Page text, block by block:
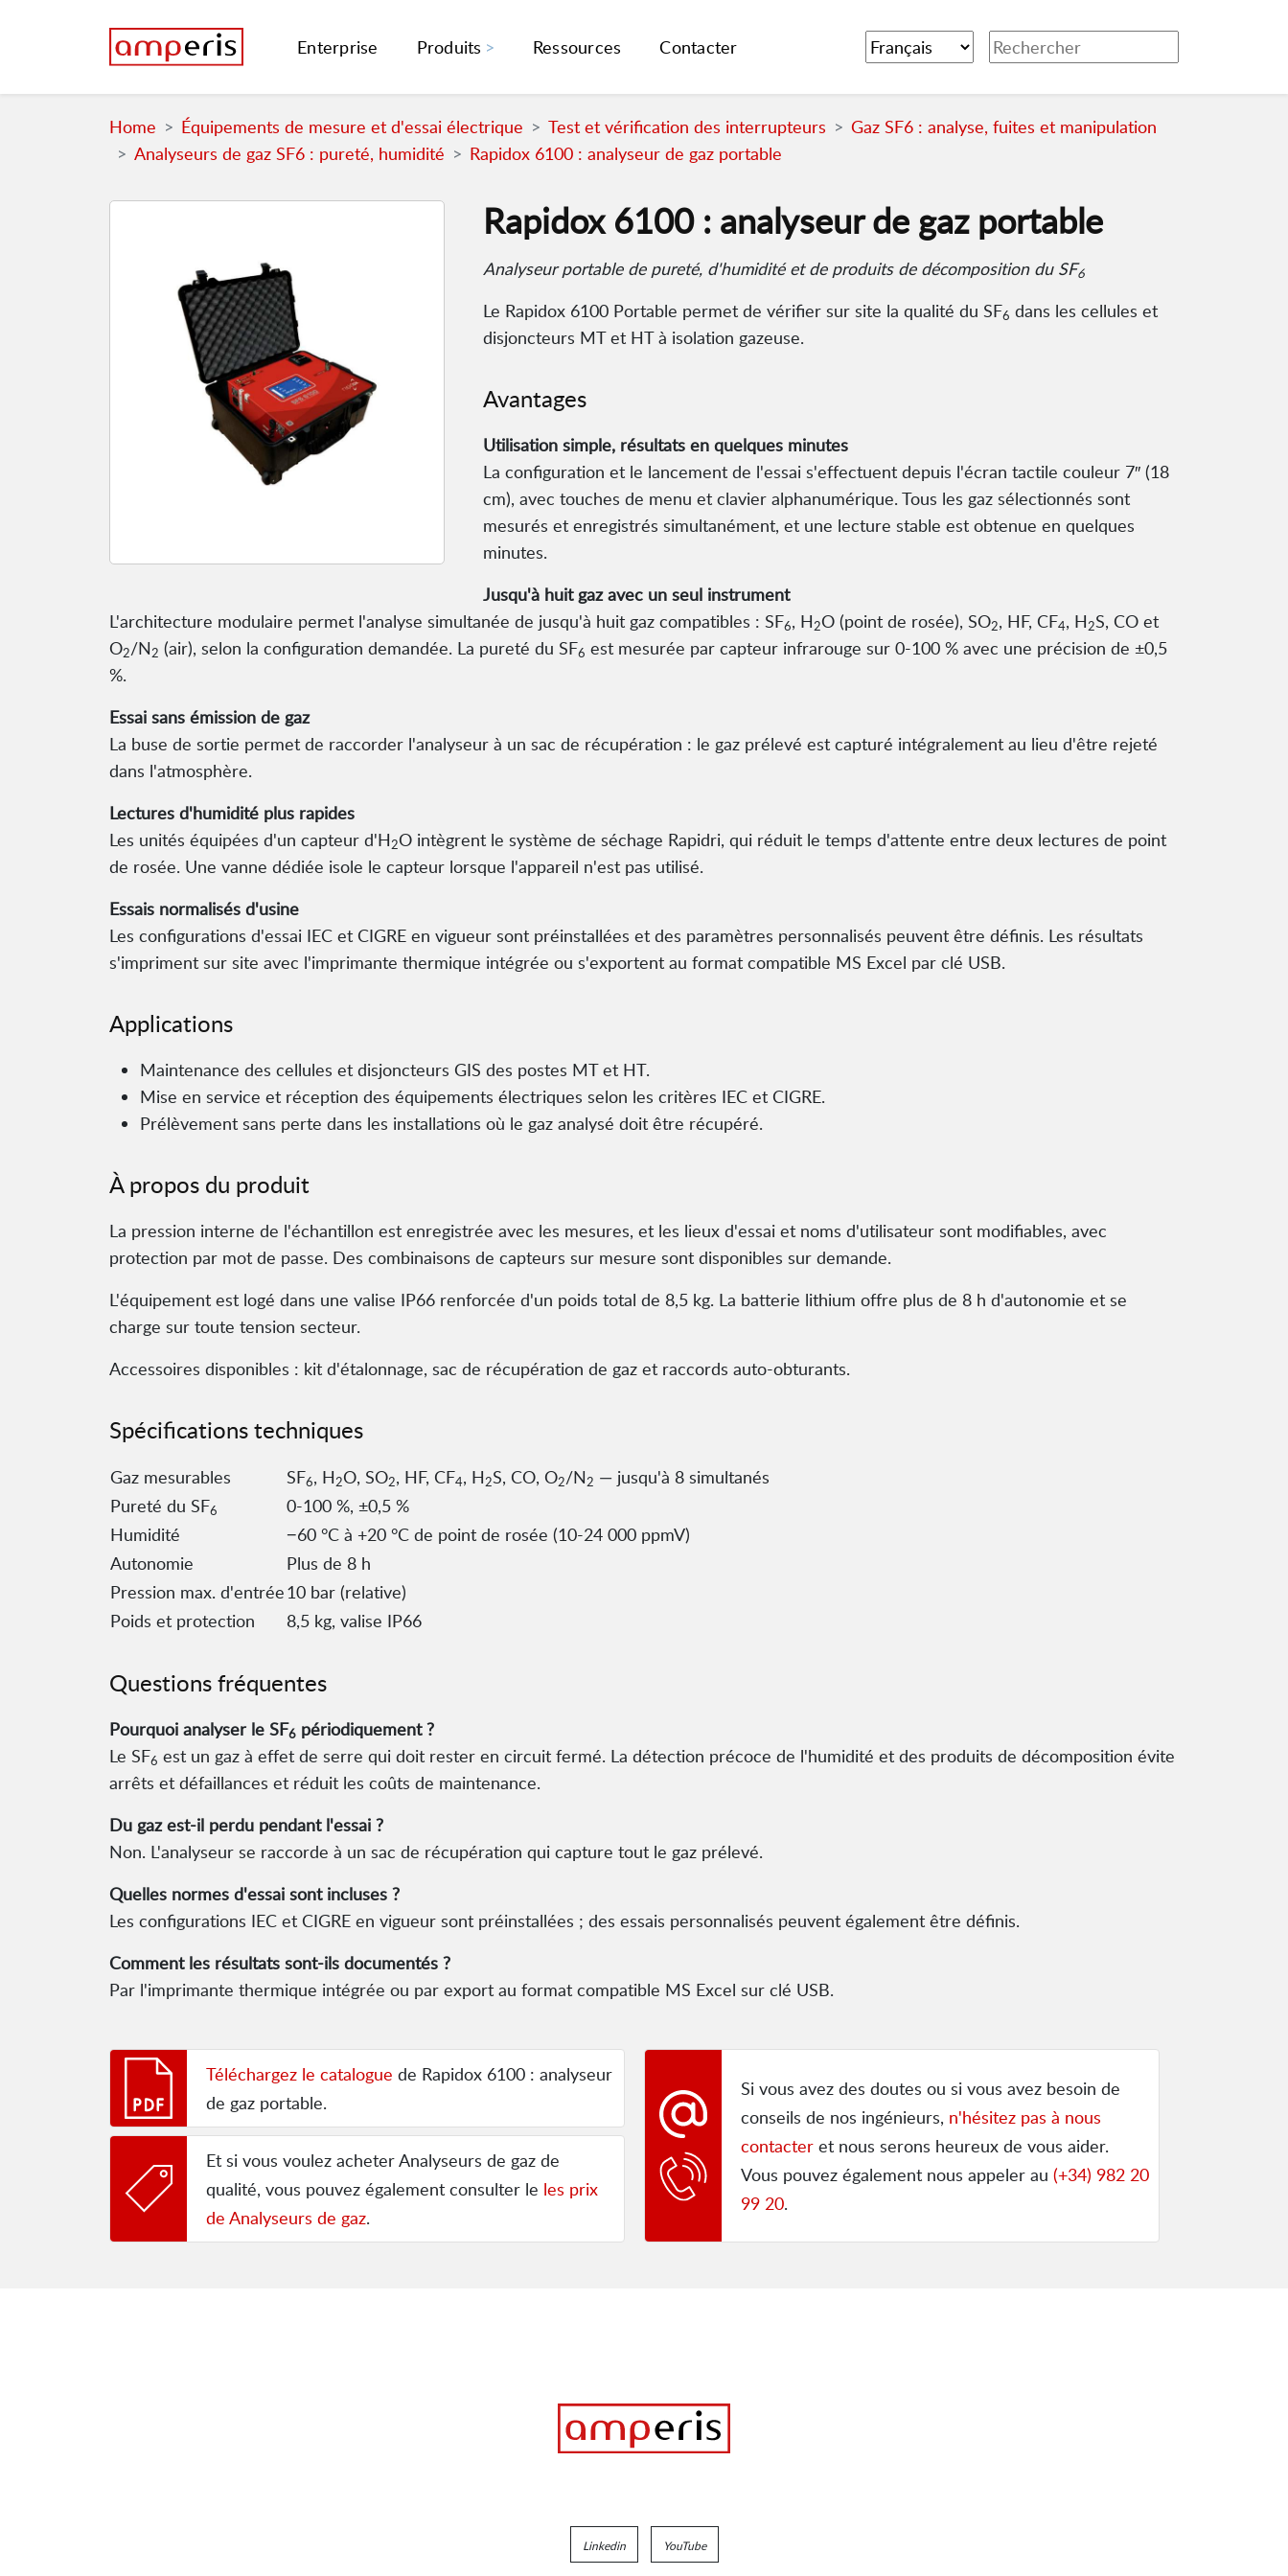
Enterprise Produits Ressources Contacter
Home Équipements de mesure et d'essai électrique Test et vérification des interrupteurs
Gaz SF6 : analyse, fuites et manipulation
Analyseurs de gaz SF6 : pureté, humidité
Rapidox 6100 : analyseur de gaz portable
Rapidox 6100 : analyseur de gaz portable
Analyseur portable de pureté, d'humidité et de produits de décomposition du SF6
Le Rapidox 6100 Portable permet de vérifier sur site la qualité du SF6 dans les cellules et
disjoncteurs MT et HT à isolation gazeuse.
Avantages
Utilisation simple, résultats en quelques minutes
La configuration et le lancement de l'essai s'effectuent depuis l'écran tactile couleur 7″ (18
cm), avec touches de menu et clavier alphanumérique. Tous les gaz sélectionnés sont
mesurés et enregistrés simultanément, et une lecture stable est obtenue en quelques
minutes.
Jusqu'à huit gaz avec un seul instrument
L'architecture modulaire permet l'analyse simultanée de jusqu'à huit gaz compatibles : SF6, H2O (point de rosée), SO2, HF, CF4, H2S, CO et
O2/N2 (air), selon la configuration demandée. La pureté du SF6 est mesurée par capteur infrarouge sur 0-100 % avec une précision de ±0,5
%.
Essai sans émission de gaz
La buse de sortie permet de raccorder l'analyseur à un sac de récupération : le gaz prélevé est capturé intégralement au lieu d'être rejeté
dans l'atmosphère.
Lectures d'humidité plus rapides
Les unités équipées d'un capteur d'H2O intègrent le système de séchage Rapidri, qui réduit le temps d'attente entre deux lectures de point
de rosée. Une vanne dédiée isole le capteur lorsque l'appareil n'est pas utilisé.
Essais normalisés d'usine
Les configurations d'essai IEC et CIGRE en vigueur sont préinstallées et des paramètres personnalisés peuvent être définis. Les résultats
s'impriment sur site avec l'imprimante thermique intégrée ou s'exportent au format compatible MS Excel par clé USB.
Applications
Maintenance des cellules et disjoncteurs GIS des postes MT et HT.
Mise en service et réception des équipements électriques selon les critères IEC et CIGRE.
Prélèvement sans perte dans les installations où le gaz analysé doit être récupéré.
À propos du produit
La pression interne de l'échantillon est enregistrée avec les mesures, et les lieux d'essai et noms d'utilisateur sont modifiables, avec
protection par mot de passe. Des combinaisons de capteurs sur mesure sont disponibles sur demande.
L'équipement est logé dans une valise IP66 renforcée d'un poids total de 8,5 kg. La batterie lithium offre plus de 8 h d'autonomie et se
charge sur toute tension secteur.
Accessoires disponibles : kit d'étalonnage, sac de récupération de gaz et raccords auto-obturants.
Spécifications techniques
Gaz mesurables SF6, H2O, SO2, HF, CF4, H2S, CO, O2/N2 — jusqu'à 8 simultanés
Pureté du SF6
0-100 %, ±0,5 %
Humidité
−60 °C à +20 °C de point de rosée (10-24 000 ppmV)
Autonomie
Plus de 8 h
Pression max. d'entrée10 bar (relative)
Poids et protection
8,5 kg, valise IP66
Questions fréquentes
Pourquoi analyser le SF6 périodiquement ?
Le SF6 est un gaz à effet de serre qui doit rester en circuit fermé. La détection précoce de l'humidité et des produits de décomposition évite
arrêts et défaillances et réduit les coûts de maintenance.
Du gaz est-il perdu pendant l'essai ?
Non. L'analyseur se raccorde à un sac de récupération qui capture tout le gaz prélevé.
Quelles normes d'essai sont incluses ?
Les configurations IEC et CIGRE en vigueur sont préinstallées ; des essais personnalisés peuvent également être définis.
Comment les résultats sont-ils documentés ?
Par l'imprimante thermique intégrée ou par export au format compatible MS Excel sur clé USB.
Téléchargez le catalogue de Rapidox 6100 : analyseur
de gaz portable.
Et si vous voulez acheter Analyseurs de gaz de
qualité, vous pouvez également consulter le les prix
de Analyseurs de gaz.
Si vous avez des doutes ou si vous avez besoin de
conseils de nos ingénieurs, n'hésitez pas à nous
contacteret nous serons heureux de vous aider.
Vous pouvez également nous appeler au (+34) 982 20
99 20.
Linkedin YouTube